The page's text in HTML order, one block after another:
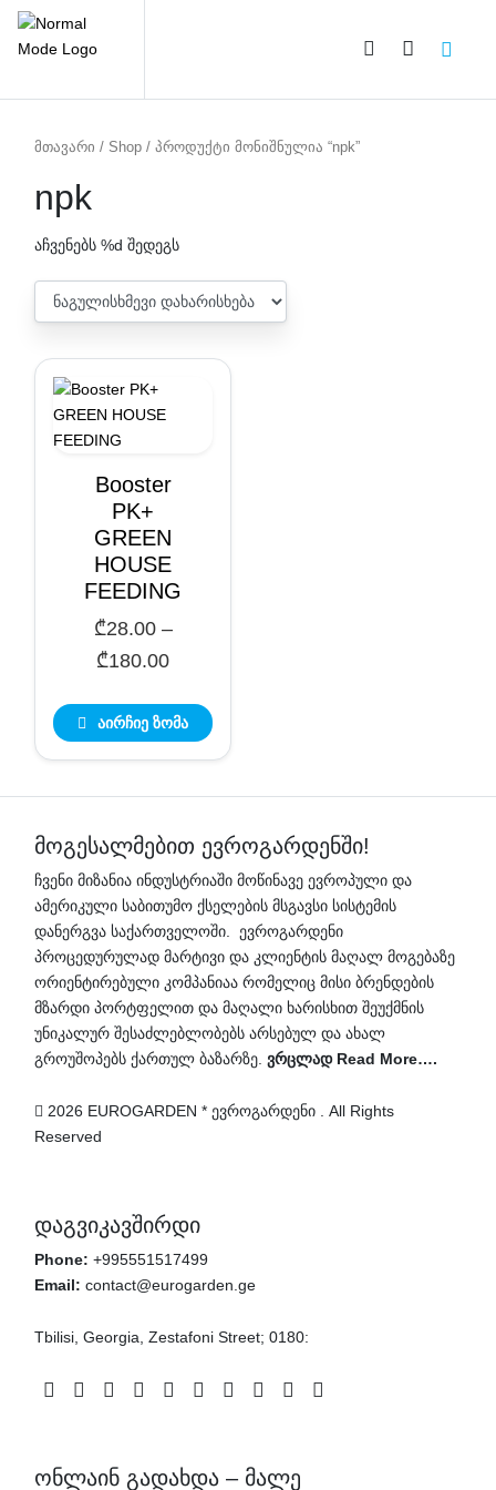
PRODUCT CATEGORIES
მთავარი / Shop / პროდუქტი მონიშნულია “npk”
npk
აჩვენებს %d შედეგს
Booster
PK+
GREEN
HOUSE
FEEDING
₾28.00 –
₾180.00Price
₾28.00
through
აირჩიე ზომა
მოგესალმებით ევროგარდენში!
ჩვენი მიზანია ინდუსტრიაში მოწინავე ევროპული და
ამერიკული საბითუმო ქსელების მსგავსი სისტემის
დანერგვა საქართველოში. ევროგარდენი
პროცედურულად მარტივი და კლიენტის მაღალ მოგებაზე
ორიენტირებული კომპანიაა რომელიც მისი ბრენდების
მზარდი პორტფელით და მაღალი ხარისხით შეუქმნის
უნიკალურ შესაძლებლობებს არსებულ და ახალ
გროუშოპებს ქართულ ბაზარზე. ვრცლად Read More….
2026 EUROGARDEN * ევროგარდენი . All Rights
Reserved
დაგვიკავშირდი
Phone: +995551517499
Email: contact@eurogarden.ge
Tbilisi, Georgia, Zestafoni Street; 0180:
Facebook
Instagram
TwitterPinterestTelegramWhatsapp
PatreonLinkedinYoutube
ონლაინ გადახდა – მალე